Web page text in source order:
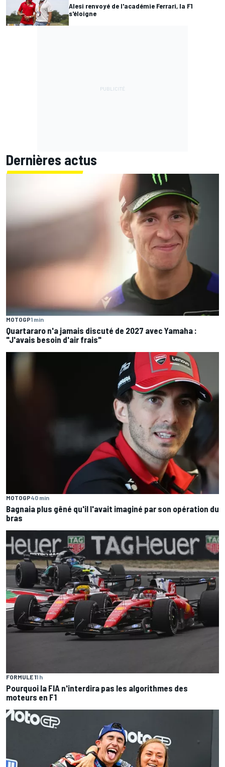
Alesi renvoyé de l'académie Ferrari, la F1
s'éloigne
Dernières actus
MOTOGP1 min
Quartararo n'a jamais discuté de 2027 avec Yamaha :
"J'avais besoin d'air frais"
MOTOGP40 min
Bagnaia plus gêné qu'il l'avait imaginé par son opération du
bras
FORMULE 11 h
Pourquoi la FIA n'interdira pas les algorithmes des
moteurs en F1